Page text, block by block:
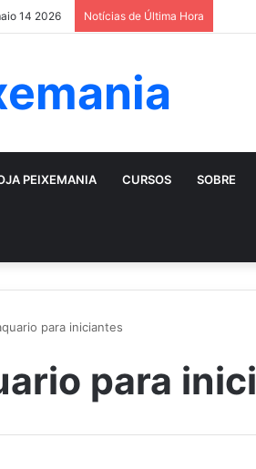
14 2026 Notícias de Última Hora
PEIXEMANIA CURSOS SOBRE
para iniciantes
para